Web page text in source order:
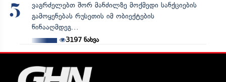
5
ვაგრძელებთ შორ მანძილზე მოქმედი სანქციების
გამოყენებას რუსეთის იმ ობიექტების
წინააღმდეგ...
3197ნახვა